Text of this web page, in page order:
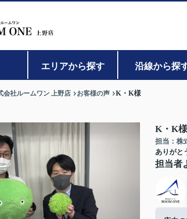
エリアから探す 沿線から探
会社ルームワン 上野店 お客様の声 K・K様
K・K様
担当：株
ありがと
担当者